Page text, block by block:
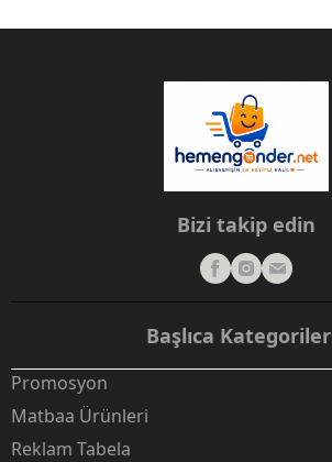
Bizi takip edin
Başlıca Kategoriler
Promosyon
Matbaa Ürünleri
Reklam Tabela